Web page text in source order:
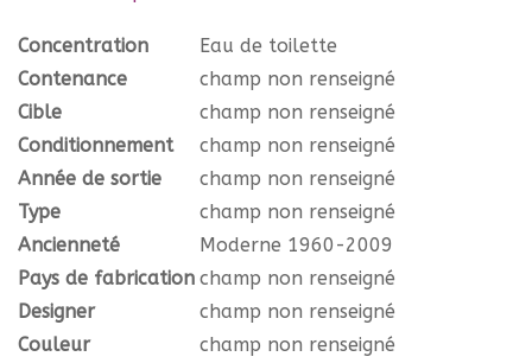
Concentration
Eau de toilette
Contenance
champ non renseigné
Cible
champ non renseigné
Conditionnement
champ non renseigné
Année de sortie
champ non renseigné
Type
champ non renseigné
Ancienneté
Moderne 1960-2009
Pays de fabrication champ non renseigné
Designer
champ non renseigné
Couleur
champ non renseigné